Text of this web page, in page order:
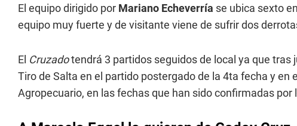
El equipo dirigido por Mariano Echeverría se ubica sexto
equipo muy fuerte y de visitante viene de sufrir dos
El Cruzadotendrá 3 partidos seguidos de local ya que tras
Tiro de Salta en el partido postergado de la 4ta fecha y en
Agropecuario, en las fechas que han sido confirmadas